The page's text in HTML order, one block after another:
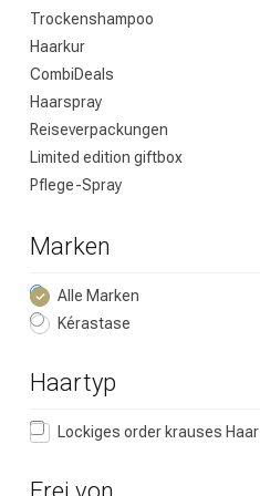
Trockenshampoo
Haarkur
CombiDeals
Haarspray
Reiseverpackungen
Limited edition giftbox
Pflege-Spray
Marken
Alle Marken
Kérastase
Haartyp
Lockiges order krauses Haar